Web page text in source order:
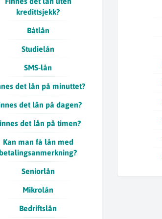
kredittsjekk?
Båtlån
Studielån
SMS-lån
det lån på minuttet?
det lån på dagen?
det lån på timen?
Kan man få lån med
betalingsanmerkning?
Seniorlån
Mikrolån
Bedriftslån